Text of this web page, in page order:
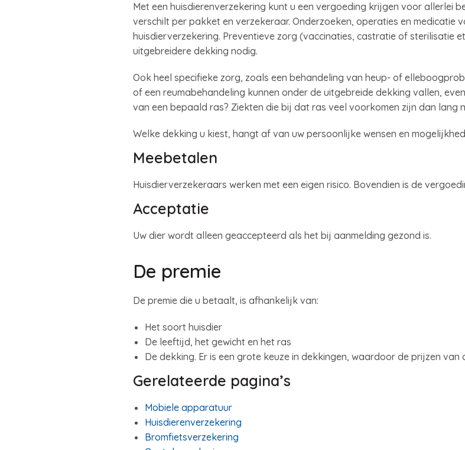
Met een huisdierenverzekering kunt u een vergoeding krijgen voor allerlei
verschilt per pakket en verzekeraar. Onderzoeken, operaties en medicatie
huisdierverzekering. Preventieve zorg (vaccinaties, castratie of sterilisatie
uitgebreidere dekking nodig.
Ook heel specifieke zorg, zoals een behandeling van heup- of
of een reumabehandeling kunnen onder de uitgebreide dekking vallen,
van een bepaald ras? Ziekten die bij dat ras veel voorkomen zijn dan lang
Welke dekking u kiest, hangt af van uw persoonlijke wensen en
Meebetalen
Huisdierverzekeraars werken met een eigen risico. Bovendien is de
Acceptatie
Uw dier wordt alleen geaccepteerd als het bij aanmelding gezond is.
De premie
De premie die u betaalt, is afhankelijk van:
Het soort huisdier
De leeftijd, het gewicht en het ras
De dekking. Er is een grote keuze in dekkingen, waardoor de prijzen
Gerelateerde pagina’s
Mobiele apparatuur
Huisdierenverzekering
Bromfietsverzekering